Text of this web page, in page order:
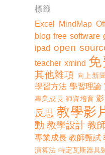
標籤
Excel
MindMap
blog free software
ipad open
teacher xmind
其他雜項 向上新
學習方法 學習理論
專業成長 師資培育
反思 教學影
動 教學設計 教
專業成長 教師甄試
演算法 特定瓦斯器具